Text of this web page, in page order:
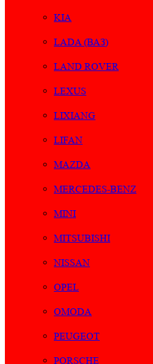
KIA
LADA (ВАЗ)
LAND ROVER
LEXUS
LIXIANG
LIFAN
MAZDA
MERCEDES-BENZ
MINI
MITSUBISHI
NISSAN
OPEL
OMODA
PEUGEOT
PORSCHE